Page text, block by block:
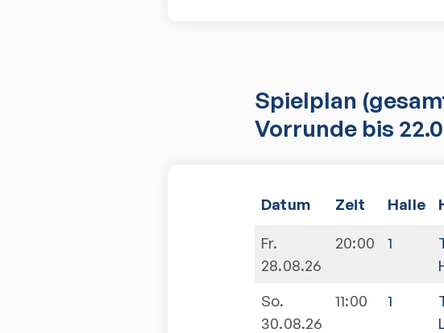
Spielplan
Vorrunde bis
Datum Zeit Halle
Fr.
28.08.26
20:00 1
So.
30.08.26
11:00 1